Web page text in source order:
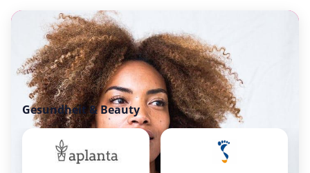
Gesundheit & Beauty